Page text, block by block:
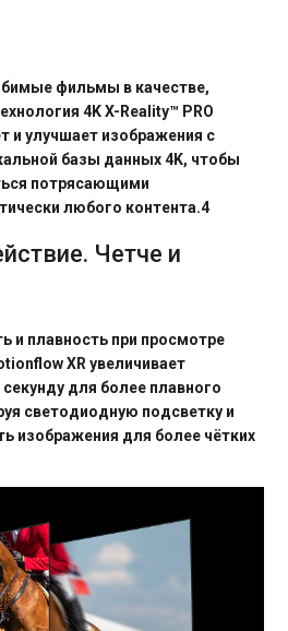
фильмы в качестве,
4K X-Reality™ PRO
и улучшает изображения с
базы данных 4K, чтобы
потрясающими
любого контента.4
Четче и
и плавность при просмотре
XR увеличивает
для более плавного
светодиодную подсветку и
изображения для более чётких